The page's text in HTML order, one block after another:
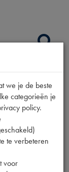
we je de beste
categorieën je
policy.
te verbeteren
voor